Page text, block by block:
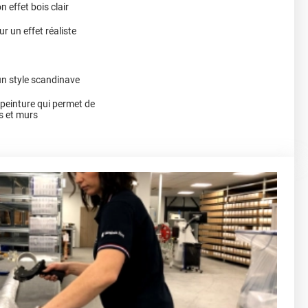
effet bois clair
un effet réaliste
style scandinave
qui permet de
et murs